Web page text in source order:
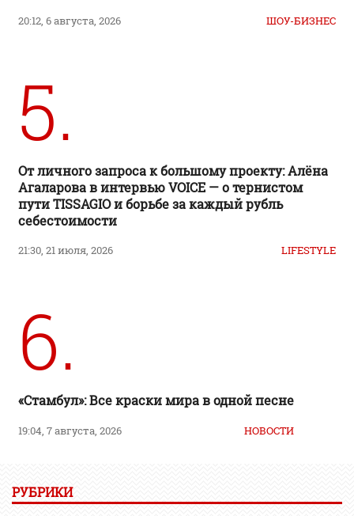
20:12, 6 августа, 2026 ШОУ-БИЗНЕС
5.
От личного запроса к большому проекту: Алёна
Агаларова в интервью VOICE — о тернистом
пути TISSAGIO и борьбе за каждый рубль
себестоимости
21:30, 21 июля, 2026 LIFESTYLE
6.
«Стамбул»: Все краски мира в одной песне
19:04, 7 августа, 2026 НОВОСТИ
РУБРИКИ